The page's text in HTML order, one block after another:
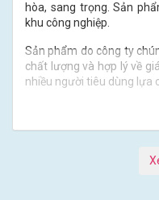
hòa, sang trọng. Sản
khu công nghiệp.
Sản phẩm do công ty
chất lượng và hợp lý về
nhiều người tiêu dùng lựa